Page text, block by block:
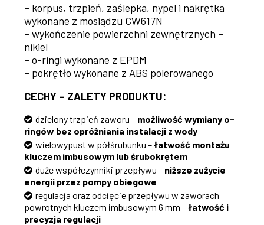
– korpus, trzpień, zaślepka, nypel i nakrętka
wykonane z mosiądzu CW617N
– wykończenie powierzchni zewnętrznych –
nikiel
– o-ringi wykonane z EPDM
– pokrętło wykonane z ABS polerowanego
CECHY – ZALETY PRODUKTU:
dzielony trzpień zaworu – możliwość wymiany o-
ringów bez opróżniania instalacji z wody
wielowypust w półśrubunku –łatwość montażu
kluczem imbusowym lub śrubokrętem
duże współczynniki przepływu – niższe zużycie
energii przez pompy obiegowe
regulacja oraz odcięcie przepływu w zaworach
powrotnych kluczem imbusowym 6 mm –łatwość i
precyzja regulacji